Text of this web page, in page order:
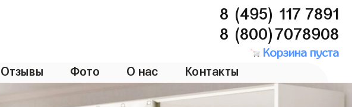
8 (495) 117 7891
8 (800)7078908
Корзина пуста
Отзывы Фото О нас Контакты